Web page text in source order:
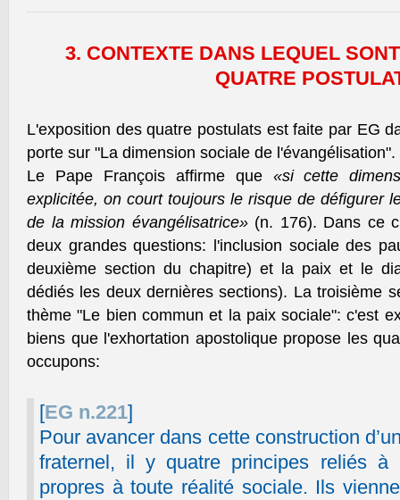
3. CONTEXTE DANS LEQUEL
QUATRE
L'exposition des quatre postulats est faite par EG
porte sur "La dimension sociale de l'évangélisation".
Le Pape François affirme que «si cette
explicitée, on court toujours le risque de défigurer
de la mission évangélisatrice»(n. 176). Dans ce
deux grandes questions: l'inclusion sociale des
deuxième section du chapitre) et la paix et le
dédiés les deux dernières sections). La troisième
thème "Le bien commun et la paix sociale": c'est
biens que l'exhortation apostolique propose les
occupons:
[EG n.221]
Pour avancer dans cette construction
fraternel, il y quatre principes reliés à
propres à toute réalité sociale. Ils